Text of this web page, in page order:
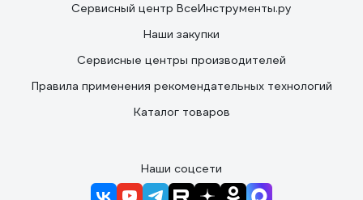
Сервисный центр ВсеИнструменты.ру
Наши закупки
Сервисные центры производителей
Правила применения рекомендательных технологий
Каталог товаров
Наши соцсети